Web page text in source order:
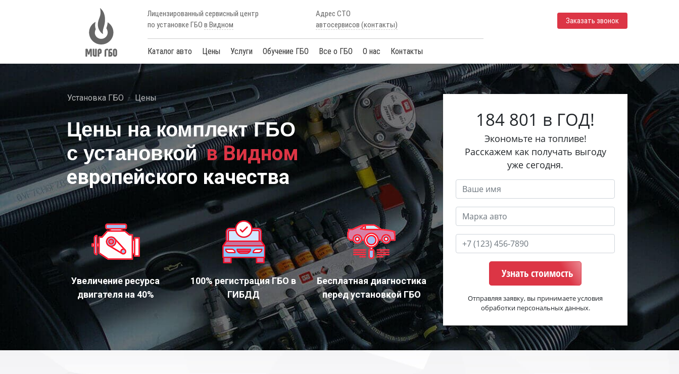
Лицензированный сервисный центр
по установке ГБО в Видном
Адрес СТО
автосервисов (контакты)
Каталог авто Цены Услуги Обучение ГБО Все о ГБО О нас Контакты
Заказать звонок
Установка ГБО Цены
Цены на комплект ГБО
с установкой в Видном
европейского качества
Увеличение ресурса
двигателя на 40%
100% регистрация ГБО в
ГИБДД
Бесплатная диагностика
перед установкой ГБО
184 801 в ГОД!
Экономьте на топливе!
Расскажем как получать выгоду
уже сегодня.
Узнать стоимость
Отправляя заявку, вы принимаете условия
обработки персональных данных.